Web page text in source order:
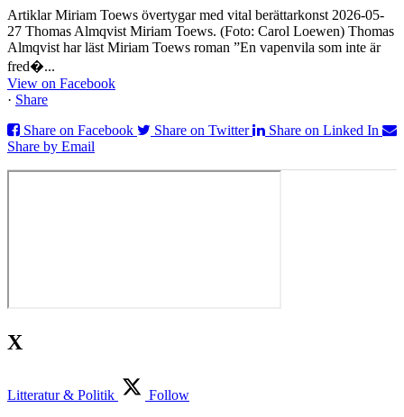
Artiklar Miriam Toews övertygar med vital berättarkonst 2026-05-
27 Thomas Almqvist Miriam Toews. (Foto: Carol Loewen) Thomas
Almqvist har läst Miriam Toews roman ”En vapenvila som inte är
fred�...
View on Facebook
· Share
Share on Facebook
Share on Twitter
Share on Linked In
Share by Email
X
Litteratur & Politik
Follow